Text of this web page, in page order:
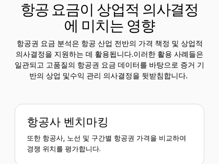
항공 요금이 상업적 의사결정
에 미치는 영향
항공권 요금 분석은 항공 산업 전반의 가격 책정 및 상업적
의사결정을 지원하는 데 활용됩니다.이러한 활용 사례들은
일관되고 고품질의 항공권 요금 데이터를 바탕으로 증거 기
반의 상업 및수익 관리 의사결정을 뒷받침합니다.
항공사 벤치마킹
또한 항공사, 노선 및 구간별 항공권 가격을 비교하여
경쟁 위치를 평가합니다.